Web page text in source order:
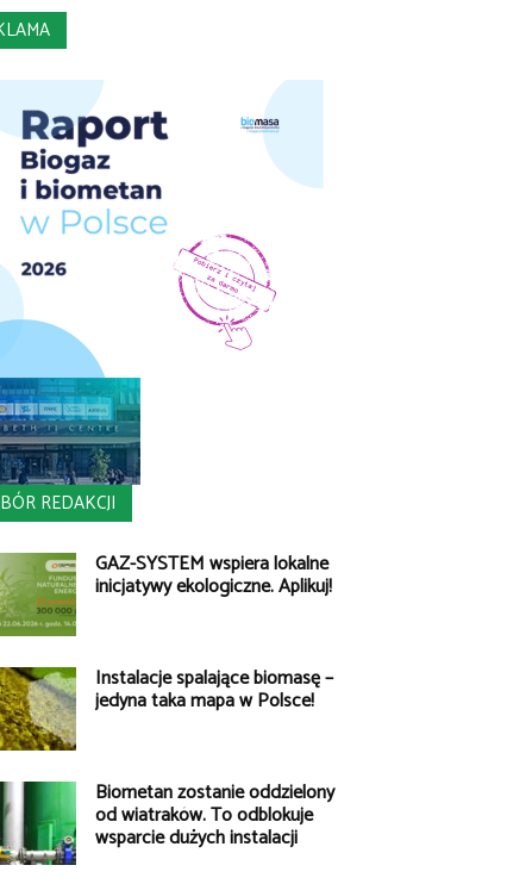
REDAKCJI
GAZ-SYSTEM wspiera lokalne
inicjatywy ekologiczne. Aplikuj!
Instalacje spalające biomasę –
jedyna taka mapa w Polsce!
Biometan zostanie oddzielony
od wiatraków. To odblokuje
wsparcie dużych instalacji